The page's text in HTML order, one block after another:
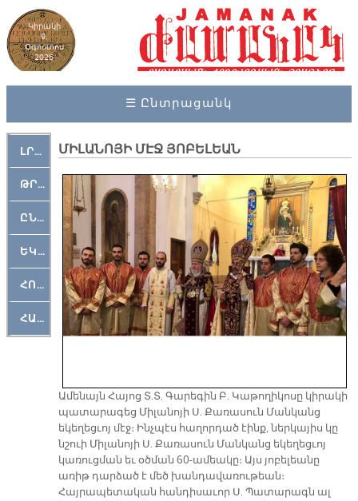
Կիրակի
9,
Օգոստոս
2026
☰ Ընտրացանկ
ԼՐԱՀՈՍ
ԹՐՔԱՀԱՅ ԿԵԱՆՔ
ԸՆԿԵՐԱՄՇԱԿՈՒԹԱՅԻՆ
ԵԿԵՂԵՑԱԿԱՆ
ՀՈԳԵՄՏԱՒՈՐ
ՀԱՐԹԱԿ
ՄԻԼԱՆՈՅԻ ՄԷՋ ՅՈԲԵԼԵԱՆ
Ամենայն Հայոց Տ.Տ. Գարեգին Բ. Կաթողիկոսը կիրակի
պատարագեց Միլանոյի Ս. Քառասուն Մանկանց
եկեղեցւոյ մէջ։ Ինչպէս հաղորդած էինք, ներկայիս կը
նշուի Միլանոյի Ս. Քառասուն Մանկանց եկեղեցւոյ
կառուցման եւ օծման 60-ամեակը։ Այս յոբելեանը
առիթ դարձած է մեծ խանդավառութեան։
Հայրապետական հանդիսաւոր Ս. Պատարագն ալ